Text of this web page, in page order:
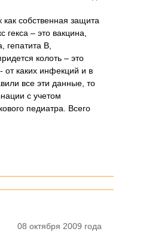
собственная защита
– это вакцина,
гепатита В,
колоть – это
от каких инфекций и в
все эти данные, то
с учетом
педиатра. Всего
08 октября 2009 года